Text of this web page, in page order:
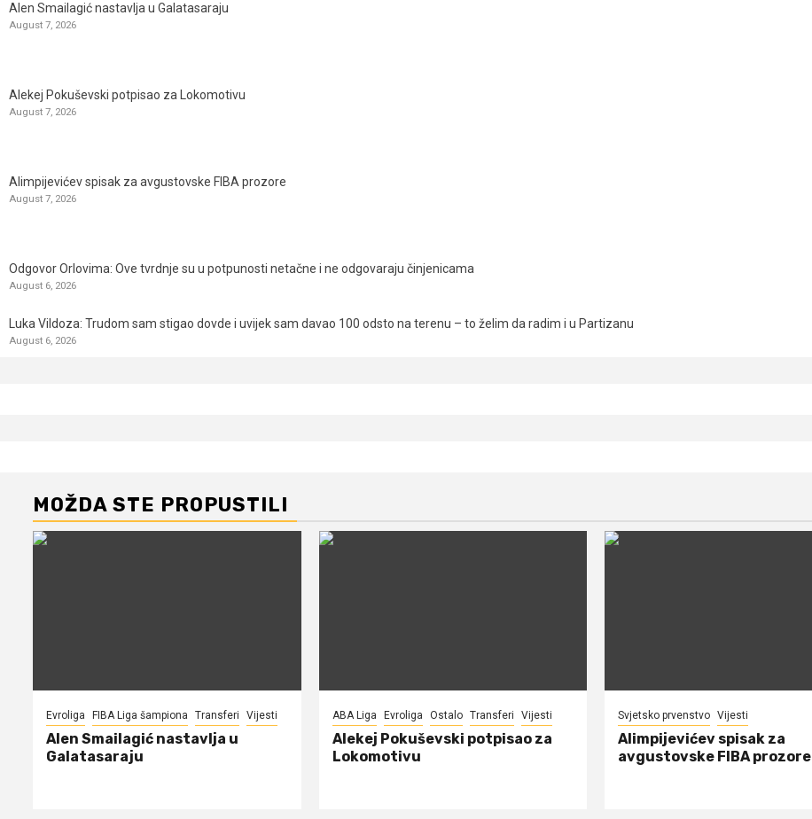
Alen Smailagić nastavlja u Galatasaraju
August 7, 2026
Alekej Pokuševski potpisao za Lokomotivu
August 7, 2026
Alimpijevićev spisak za avgustovske FIBA prozore
August 7, 2026
Odgovor Orlovima: ​Ove tvrdnje su u potpunosti netačne i ne odgovaraju činjenicama
August 6, 2026
Luka Vildoza: Trudom sam stigao dovde i uvijek sam davao 100 odsto na terenu – to želim da radim i u Partizanu
August 6, 2026
MOŽDA STE PROPUSTILI
Evroliga FIBA Liga šampiona Transferi Vijesti
Alen Smailagić nastavlja u
Galatasaraju
ABA Liga Evroliga Ostalo Transferi Vijesti
Alekej Pokuševski potpisao za
Lokomotivu
Svjetsko prvenstvo Vijesti
Alimpijevićev spisak za
avgustovske FIBA prozore